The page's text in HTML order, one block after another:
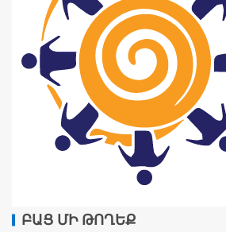
ԲԱՑ ՄԻ ԹՈՂԵՔ